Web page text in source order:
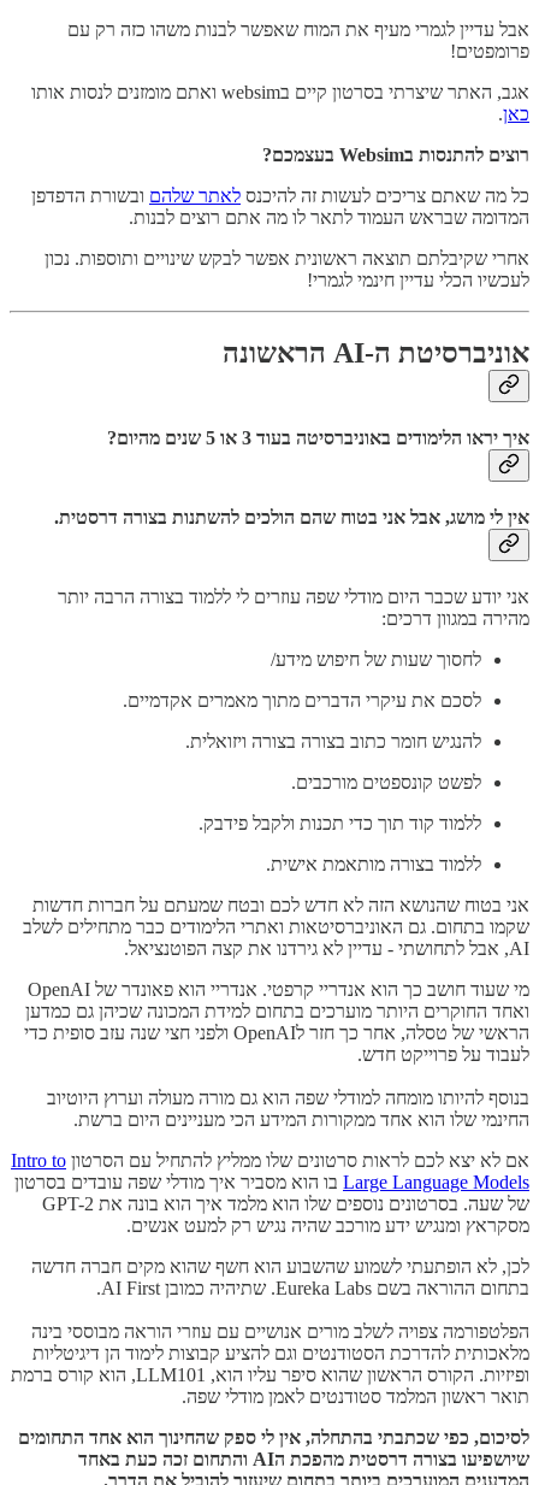
אבל עדיין לגמרי מעיף את המוח שאפשר לבנות משהו כזה רק עם
פרומפטים!
אגב, האתר שיצרתי בסרטון קיים בwebsim ואתם מומזנים לנסות אותו
כאן.
רוצים להתנסות בWebsim בעצמכם?
כל מה שאתם צריכים לעשות זה להיכנס לאתר שלהם ובשורת הדפדפן
המדומה שבראש העמוד לתאר לו מה אתם רוצים לבנות.
אחרי שקיבלתם תוצאה ראשונית אפשר לבקש שינויים ותוספות. נכון
לעכשיו הכלי עדיין חינמי לגמרי!
אוניברסיטת ה-AI הראשונה
איך יראו הלימודים באוניברסיטה בעוד 3 או 5 שנים מהיום?
אין לי מושג, אבל אני בטוח שהם הולכים להשתנות בצורה דרסטית.
אני יודע שכבר היום מודלי שפה עוזרים לי ללמוד בצורה הרבה יותר
מהירה במגוון דרכים:
לחסוך שעות של חיפוש מידע/
לסכם את עיקרי הדברים מתוך מאמרים אקדמיים.
להנגיש חומר כתוב בצורה בצורה ויזואלית.
לפשט קונספטים מורכבים.
ללמוד קוד תוך כדי תכנות ולקבל פידבק.
ללמוד בצורה מותאמת אישית.
אני בטוח שהנושא הזה לא חדש לכם ובטח שמעתם על חברות חדשות
שקמו בתחום. גם האוניברסיטאות ואתרי הלימודים כבר מתחילים לשלב
AI, אבל לתחושתי - עדיין לא גירדנו את קצה הפוטנציאל.
מי שעוד חושב כך הוא אנדריי קרפטי. אנדריי הוא פאונדר של OpenAI
ואחד החוקרים היותר מוערכים בתחום למידת המכונה שכיהן גם כמדען
הראשי של טסלה, אחר כך חזר לOpenAI ולפני חצי שנה עזב סופית כדי
לעבוד על פרוייקט חדש.
בנוסף להיותו מומחה למודלי שפה הוא גם מורה מעולה וערוץ היוטיוב
החינמי שלו הוא אחד ממקורות המידע הכי מעניינים היום ברשת.
אם לא יצא לכם לראות סרטונים שלו ממליץ להתחיל עם הסרטון Intro to
Large Language Models בו הוא מסביר איך מודלי שפה עובדים בסרטון
של שעה. בסרטונים נוספים שלו הוא מלמד איך הוא בונה את GPT-2
מסקראץ ומנגיש ידע מורכב שהיה נגיש רק למעט אנשים.
לכן, לא הופתעתי לשמוע שהשבוע הוא חשף שהוא מקים חברה חדשה
בתחום ההוראה בשם Eureka Labs. שתיהיה כמובן AI First.
הפלטפורמה צפויה לשלב מורים אנושיים עם עוזרי הוראה מבוססי בינה
מלאכותית להדרכת הסטודנטים וגם להציע קבוצות לימוד הן דיגיטליות
ופיזיות. הקורס הראשון שהוא סיפר עליו הוא, LLM101, הוא קורס ברמת
תואר ראשון המלמד סטודנטים לאמן מודלי שפה.
לסיכום, כפי שכתבתי בהתחלה, אין לי ספק שהחינוך הוא אחד התחומים
שיושפיעו בצורה דרסטית מהפכת הAI והתחום זכה כעת באחד